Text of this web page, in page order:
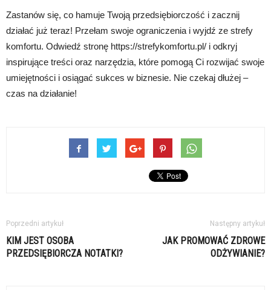
Zastanów się, co hamuje Twoją przedsiębiorczość i zacznij
działać już teraz! Przełam swoje ograniczenia i wyjdź ze strefy
komfortu. Odwiedź stronę https://strefykomfortu.pl/ i odkryj
inspirujące treści oraz narzędzia, które pomogą Ci rozwijać swoje
umiejętności i osiągać sukces w biznesie. Nie czekaj dłużej –
czas na działanie!
Poprzedni artykuł
KIM JEST OSOBA
PRZEDSIĘBIORCZA NOTATKI?
Następny artykuł
JAK PROMOWAĆ ZDROWE
ODŻYWIANIE?